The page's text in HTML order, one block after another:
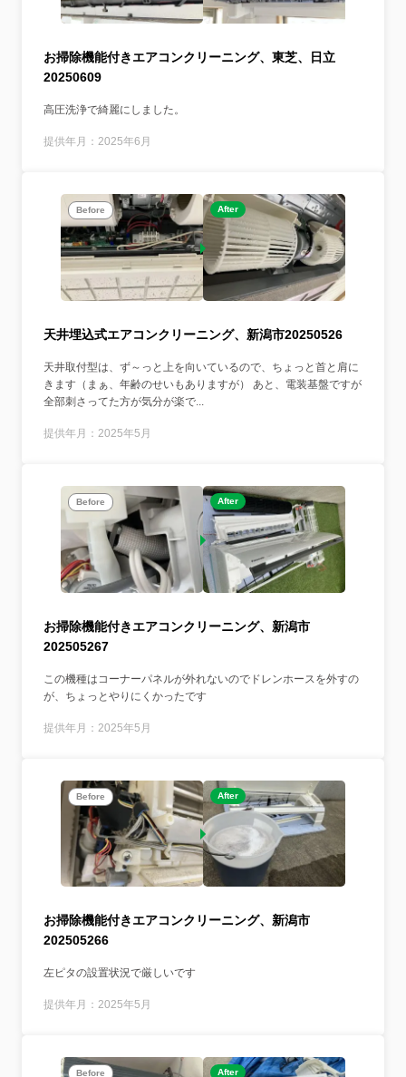
お掃除機能付きエアコンクリーニング、東芝、日立
20250609
高圧洗浄で綺麗にしました。
提供年月：2025年6月
Before After
天井埋込式エアコンクリーニング、新潟市20250526
天井取付型は、ず～っと上を向いているので、ちょっと首と肩に
きます（まぁ、年齢のせいもありますが） あと、電装基盤ですが
全部刺さってた方が気分が楽で...
提供年月：2025年5月
Before After
お掃除機能付きエアコンクリーニング、新潟市
202505267
この機種はコーナーパネルが外れないのでドレンホースを外すの
が、ちょっとやりにくかったです
提供年月：2025年5月
Before After
お掃除機能付きエアコンクリーニング、新潟市
202505266
左ピタの設置状況で厳しいです
提供年月：2025年5月
Before After